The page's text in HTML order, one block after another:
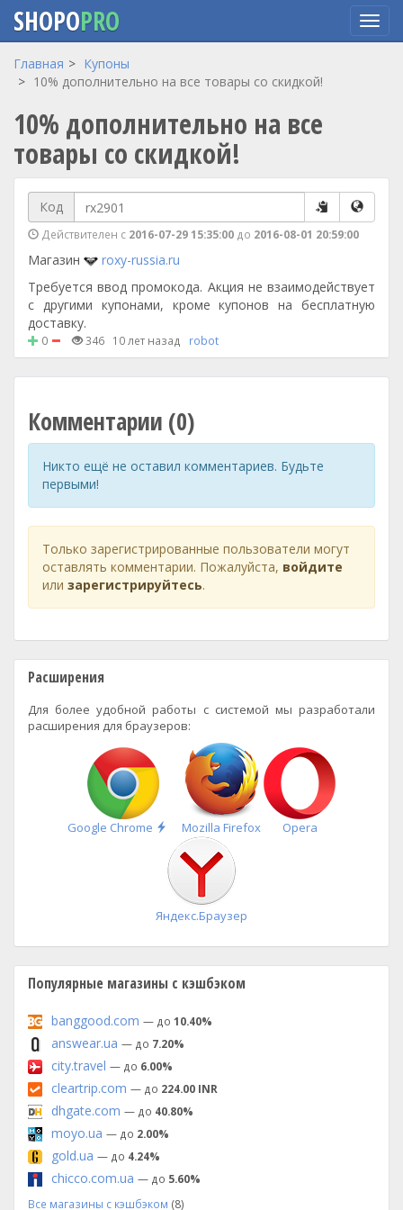
Перейти
содержанию
SHOPOPRO
Главная
Купоны
10% дополнительно на все товары со скидкой!
10% дополнительно на все
товары со скидкой!
Код
Действителен с 2016-07-29 15:35:00 до 2016-08-01 20:59:00
Магазин
roxy-russia.ru
Требуется ввод промокода. Акция не взаимодействует
с другими купонами, кроме купонов на бесплатную
доставку.
0 346 10 лет назад robot
Комментарии (0)
Никто ещё не оставил комментариев. Будьте
первыми!
Только зарегистрированные пользователи могут
оставлять комментарии. Пожалуйста, войдите
или зарегистрируйтесь.
Расширения
Для более удобной работы с системой мы разработали
расширения для браузеров:
Google Chrome
Быстрая
установка
Mozilla Firefox Opera
Яндекс.Браузер
Популярные магазины с кэшбэком
banggood.com — до 10.40%
answear.ua — до 7.20%
city.travel — до 6.00%
cleartrip.com — до 224.00 INR
dhgate.com — до 40.80%
moyo.ua — до 2.00%
gold.ua — до 4.24%
chicco.com.ua — до 5.60%
Все магазины с кэшбэком (8)